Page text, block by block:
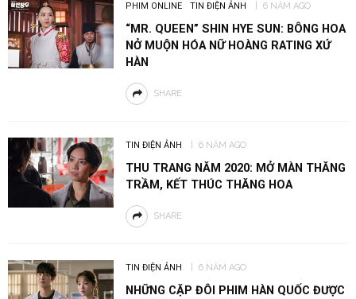
PHIM ONLINE TIN ĐIỆN ẢNH 6 NĂM AGO
“MR. QUEEN” SHIN HYE SUN: BÔNG HOA
NỞ MUỘN HÓA NỮ HOÀNG RATING XỨ
HÀN
SHARE
TIN ĐIỆN ẢNH 6 NĂM AGO
THU TRANG NĂM 2020: MỞ MÀN THĂNG
TRẦM, KẾT THÚC THĂNG HOA
SHARE
TIN ĐIỆN ẢNH 6 NĂM AGO
NHỮNG CẶP ĐÔI PHIM HÀN QUỐC ĐƯỢC